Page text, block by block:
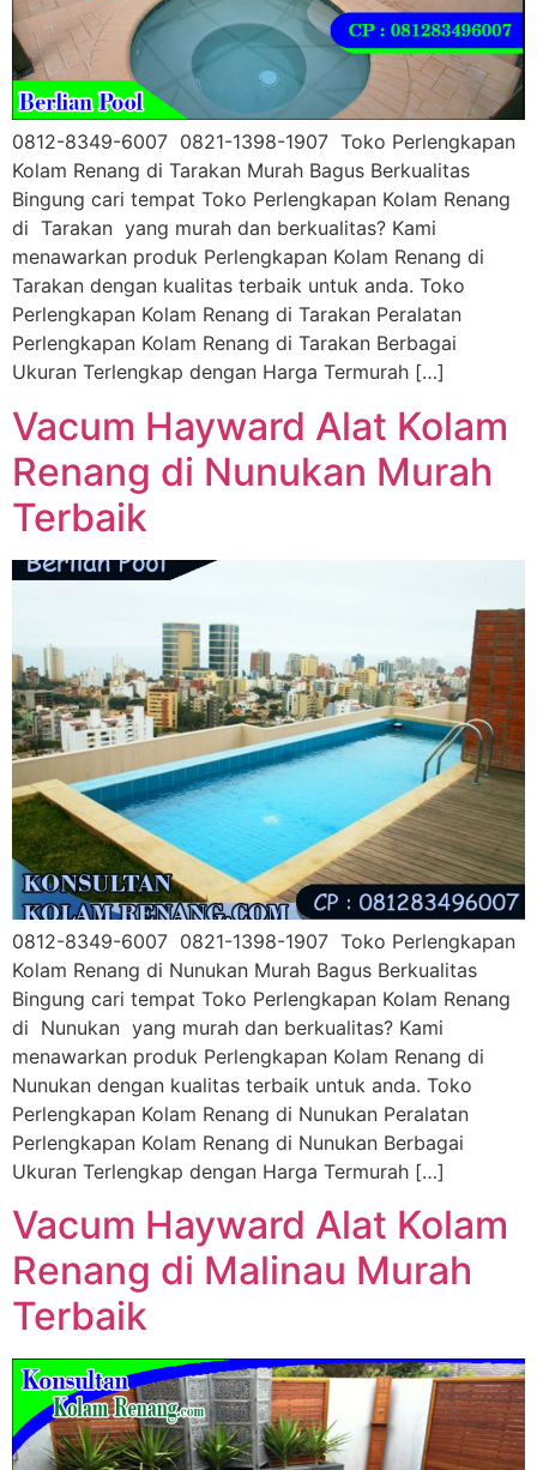
0812-8349-6007 0821-1398-1907 Toko Perlengkapan
Kolam Renang di Tarakan Murah Bagus Berkualitas
Bingung cari tempat Toko Perlengkapan Kolam Renang
di Tarakan yang murah dan berkualitas? Kami
menawarkan produk Perlengkapan Kolam Renang di
Tarakan dengan kualitas terbaik untuk anda. Toko
Perlengkapan Kolam Renang di Tarakan Peralatan
Perlengkapan Kolam Renang di Tarakan Berbagai
Ukuran Terlengkap dengan Harga Termurah […]
Vacum Hayward Alat Kolam
Renang di Nunukan Murah
Terbaik
0812-8349-6007 0821-1398-1907 Toko Perlengkapan
Kolam Renang di Nunukan Murah Bagus Berkualitas
Bingung cari tempat Toko Perlengkapan Kolam Renang
di Nunukan yang murah dan berkualitas? Kami
menawarkan produk Perlengkapan Kolam Renang di
Nunukan dengan kualitas terbaik untuk anda. Toko
Perlengkapan Kolam Renang di Nunukan Peralatan
Perlengkapan Kolam Renang di Nunukan Berbagai
Ukuran Terlengkap dengan Harga Termurah […]
Vacum Hayward Alat Kolam
Renang di Malinau Murah
Terbaik